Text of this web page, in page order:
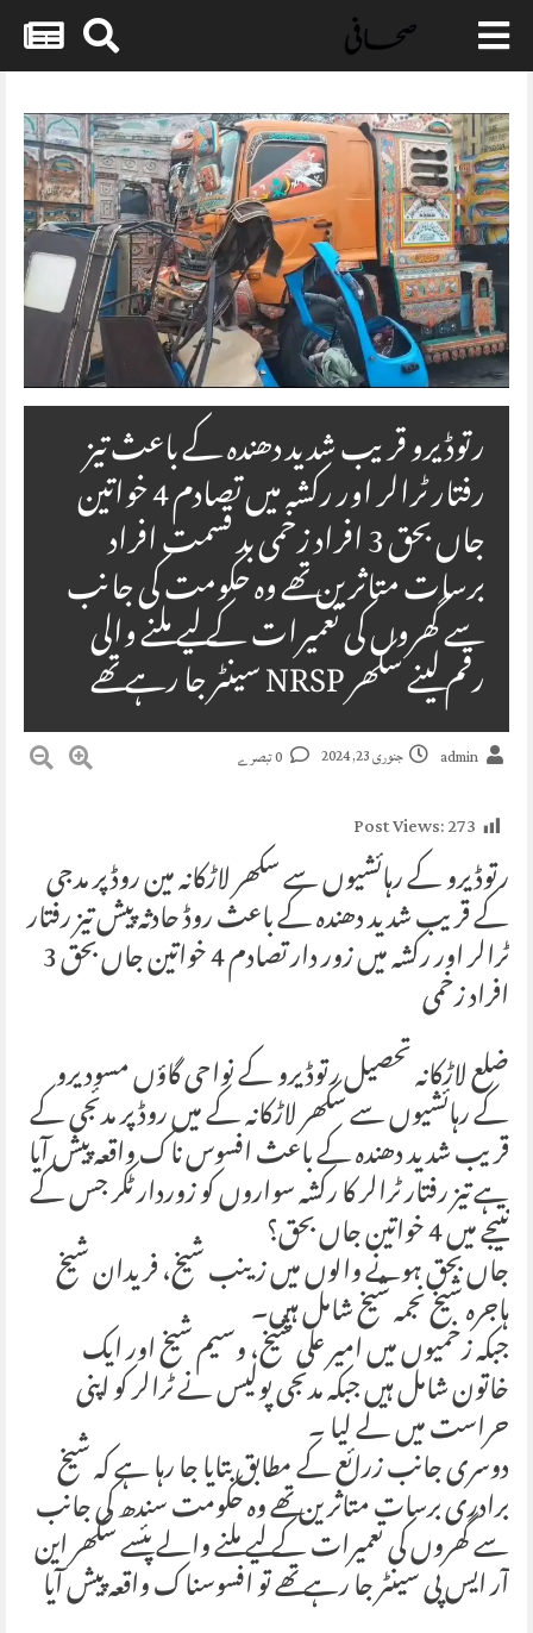
Skip
content
رتوڈیرو قریب شدید دھندہ کے باعث تیز
رفتار ٹرالر اور رکشہ میں تصادم 4 خواتین
جاں بحق 3 افراد زخمی بد قسمت افراد
برسات متاثرین تھے وہ حکومت کی جانب
سے گھروں کی تعمیرات کے لیے ملنے والی
رقم لینے سکھر NRSP سینٹر جا رہے تھے
admin جنوری 23, 2024
Post Views:273
رتوڈیرو کے رہائشیوں سے سکھر لاڑکانہ مین روڈ پر مدجی
کے قریب شدید دھندہ کے باعث روڈ حادثہ پیش تیز رفتار
ٹرالر اور رکشہ میں زور دار تصادم 4 خواتین جاں بحق 3
افراد زخمی
ضلع لاڑکانہ تحصیل رتوڈیرو کے نواحی گاؤں مسودیرو
کے رہائشیوں سے سکھر لاڑکانہ کے میں روڈ پر مدئجی کے
قریب شدید دھندہ کے باعث افسوس ناک واقعہ پیش آیا
ہے تیز رفتار ٹرالر کا رکشہ سواروں کو زوردار ٹکر جس کے
نتیجے میں 4 خواتین جاں بحق؟
جاں بحق ہونے والوں میں زینب شیخ، فریدان شیخ
ہاجرہ شیخ نجمہ شیخ شامل ہیں۔
جبکہ زخمیوں میں امیر علی شیخ، وسیم شیخ اور ایک
خاتون شامل ہیں جبکہ مدئجی پولیس نے ٹرالر کو اپنی
حراست میں لے لیا ۔
دوسری جانب زرائع کے مطابق بتایا جا رہا ہے کہ شیخ
برادری برسات متاثرین تھے وہ حکومت سندھ کی جانب
سے گھروں کی تعمیرات کے لیے ملنے والے پئسے سکھر این
آر ایس پی سینٹر جا رہے تھے تو افسوسناک واقعہ پیش آیا